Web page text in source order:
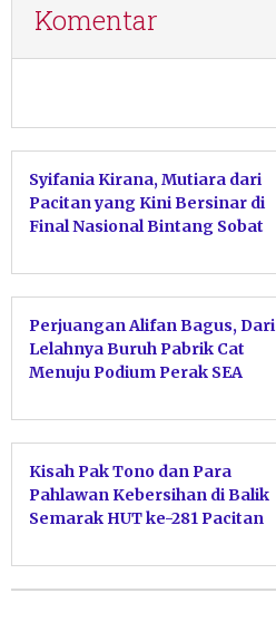
Komentar
Syifania Kirana, Mutiara dari
Pacitan yang Kini Bersinar di
Final Nasional Bintang Sobat
Perjuangan Alifan Bagus, Dari
Lelahnya Buruh Pabrik Cat
Menuju Podium Perak SEA
Kisah Pak Tono dan Para
Pahlawan Kebersihan di Balik
Semarak HUT ke-281 Pacitan